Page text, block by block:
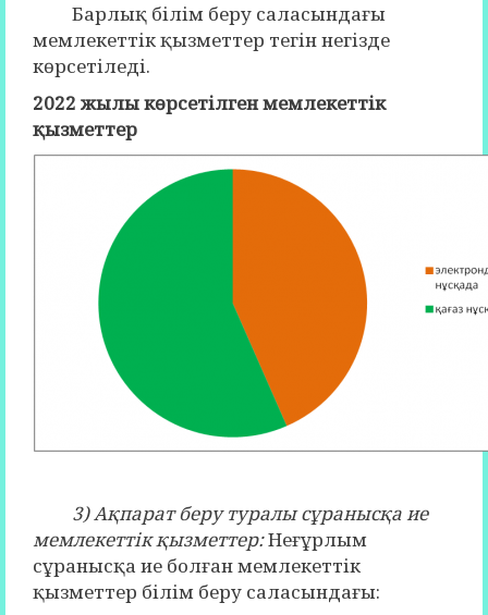
Барлық білім беру саласындағы
мемлекеттік қызметтер тегін негізде
көрсетіледі.
2022 жылы көрсетілген мемлекеттік
қызметтер
3) Ақпарат беру туралы сұранысқа ие
мемлекеттік қызметтер:Неғұрлым
сұранысқа ие болған мемлекеттік
қызметтер білім беру саласындағы: